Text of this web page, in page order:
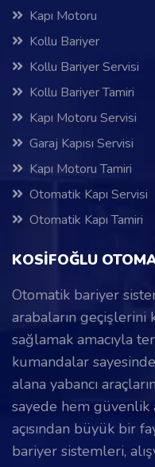
Kapı Motoru
Kollu Bariyer
Kollu Bariyer Servisi
Kollu Bariyer Tamiri
Kapı Motoru Servisi
Garaj Kapısı Servisi
Kapı Motoru Tamiri
Otomatik Kapı Servisi
Otomatik Kapı Tamiri
KOSİFOĞLU
Otomatik bariyer
arabaların geçişlerini
sağlamak amacıyla
kumandalar
alana yabancı
sayede hem güvenlik
açısından büyük bir
bariyer sistemleri,